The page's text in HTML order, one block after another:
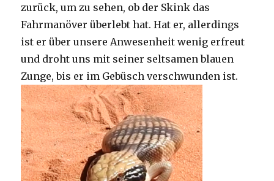
zurück, um zu sehen, ob der Skink das
Fahrmanöver überlebt hat. Hat er, allerdings
ist er über unsere Anwesenheit wenig erfreut
und droht uns mit seiner seltsamen blauen
Zunge, bis er im Gebüsch verschwunden ist.